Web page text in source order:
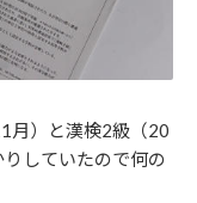
月）と漢検2級（20
していたので何の